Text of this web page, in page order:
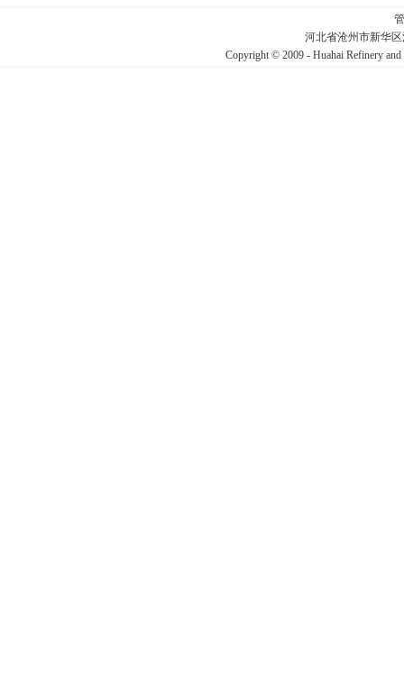
河北省沧州市新华
Copyright © 2009 - Huahai Refinery